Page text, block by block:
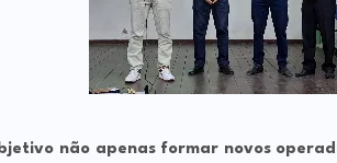
não apenas formar novos